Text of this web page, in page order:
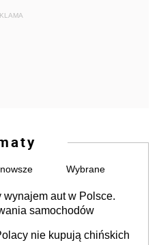
Wybrane
wynajem aut w Polsce.
samochodów
nie kupują chińskich